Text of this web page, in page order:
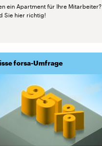
ein Apartment für Ihre Mitarbeiter?
Sie hier richtig!
forsa-Umfrage